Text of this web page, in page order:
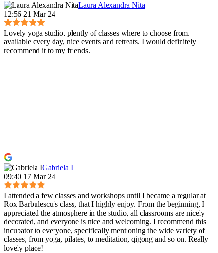
Laura Alexandra Nita
12:56 21 Mar 24
Lovely yoga studio, plently of classes where to choose from,
available every day, nice events and retreats. I would definitely
recommend it to my friends.
Gabriela I
09:40 17 Mar 24
I attended a few classes and workshops until I became a regular at
Rox Barbulescu's class, that I highly enjoy. From the beginning, I
appreciated the atmosphere in the studio, all classrooms are nicely
decorated, and everyone is nice and welcoming. I recommend this
incubator to everyone, specifically mentioning the wide variety of
classes, from yoga, pilates, to meditation, qigong and so on. Really
lovely place!